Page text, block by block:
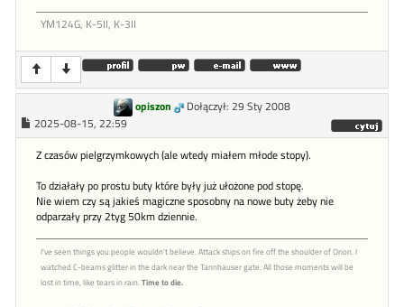
YM124G, K-5II, K-3II
opiszon
Dołączył: 29 Sty 2008
2025-08-15, 22:59
Z czasów pielgrzymkowych (ale wtedy miałem młode stopy).
To działały po prostu buty które były już ułożone pod stopę.
Nie wiem czy są jakieś magiczne sposobny na nowe buty żeby nie
odparzały przy 2tyg 50km dziennie.
I've seen things you people wouldn't believe. Attack ships on fire off the shoulder of Orion. I
watched C-beams glitter in the dark near the Tannhauser gate. All those moments will be
lost in time, like tears in rain.Time to die.